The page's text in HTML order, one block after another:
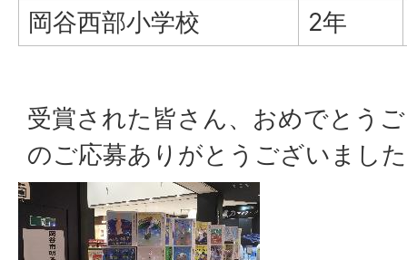
岡谷西部小学校
2年
受賞された皆さん、おめでとう
のご応募ありがとうございまし